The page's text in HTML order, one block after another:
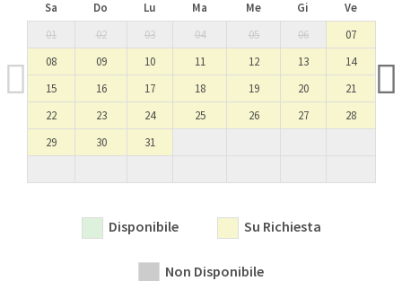
Sa Do Lu Ma Me Gi
Ve
01
02 03 04 05 06
07
08
09 10 11 12 13
14
15
16 17 18 19 20
21
22
23 24 25 26 27
28
29
30 31
Disponibile Su Richiesta
Non Disponibile